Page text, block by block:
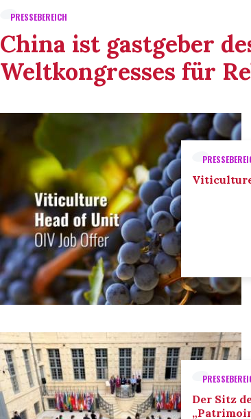
PRESSEBEREICH
China ist gastgeber
Weltkongresses für
Der Sitz